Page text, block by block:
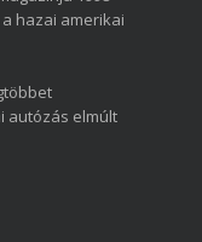
hazai amerikai
autózás elmúlt